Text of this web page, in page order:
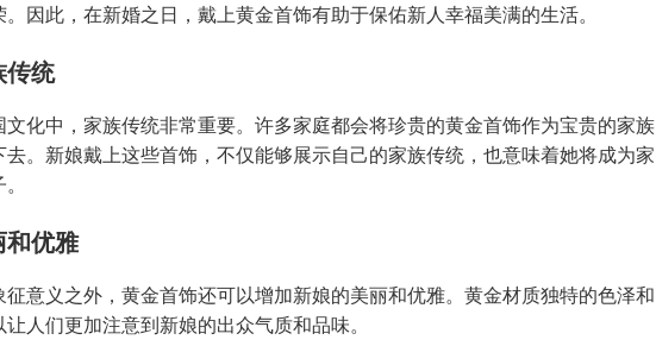
因此，在新婚之日，戴上黄金首饰有助于保佑新人幸福美满的生活。
传统
文化中，家族传统非常重要。许多家庭都会将珍贵的黄金首饰作为宝贵的家族
去。新娘戴上这些首饰，不仅能够展示自己的家族传统，也意味着她将成为家
和优雅
征意义之外，黄金首饰还可以增加新娘的美丽和优雅。黄金材质独特的色泽和
人们更加注意到新娘的出众气质和品味。